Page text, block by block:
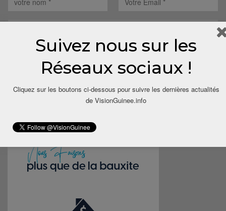
Save my name, email, and website in this browser for the next
time I comment.
Suivez nous sur les
Réseaux sociaux !
Cliquez sur les boutons ci-dessous pour suivre les dernières actualités
de VisionGuinee.info